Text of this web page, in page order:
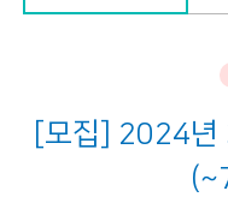
[모집] 2024년